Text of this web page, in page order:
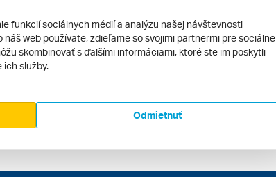
funkcií sociálnych médií a analýzu našej návštevnosti
web používate, zdieľame so svojimi partnermi pre sociálne
skombinovať s ďalšími informáciami, ktoré ste im poskytli
ich služby.
Odmietnuť